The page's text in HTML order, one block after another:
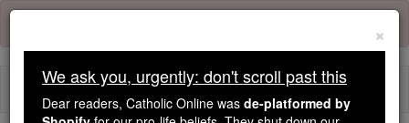
Skip
content
×
We ask you, urgently: don't scroll past this
Dear readers, Catholic Online was de-platformed by